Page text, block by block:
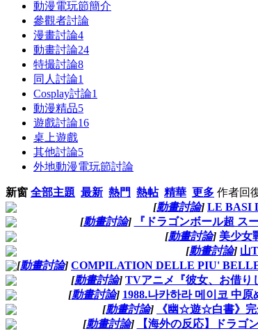
動漫電玩節簡介
參觀者討論
漫畫討論4
動畫討論24
特撮討論8
同人討論1
Cosplay討論1
動漫精品5
遊戲討論16
桌上遊戲
其他討論5
外地動漫電玩節討論
新窗 全部主題 最新 熱門 熱帖 精華 更多 作者回
[動畫討論] LE BASI
[動畫討論] 『ドラゴンボール超 ス
[動畫討論] 美少女
[動畫討論] 山
[動畫討論] COMPILATION DELLE PIU'
[動畫討論] TVアニメ『彼女、お借り
[動畫討論] 1988.나카하라 메이코 中原
[動畫討論] 《幽☆遊☆白書》完
[動畫討論] 【海外の反応】ドラゴ